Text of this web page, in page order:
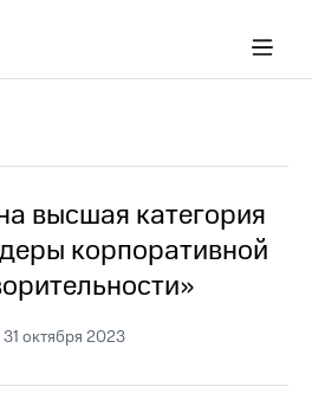
высшая категория
корпоративной
31 октября 2023